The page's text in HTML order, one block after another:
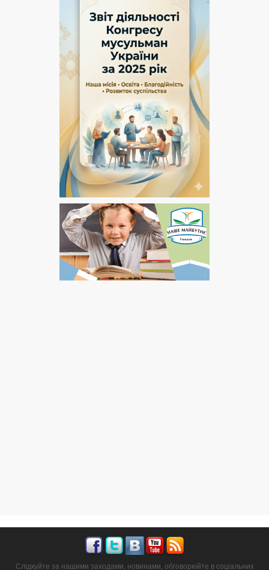
Слідкуйте за нашими заходами, новинами, обговорюйте в соціальних